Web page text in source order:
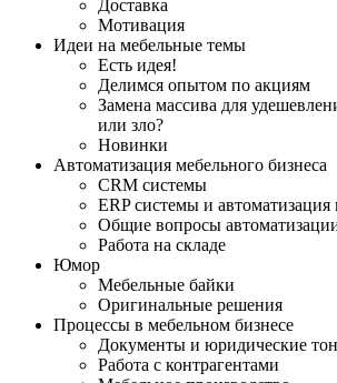
Доставка
Мотивация
Идеи на мебельные темы
Есть идея!
Делимся опытом по акциям
Замена массива для
или зло?
Новинки
Автоматизация мебельного бизнеса
CRM системы
ERP системы и автоматизация
Общие вопросы
Работа на складе
Юмор
Мебельные байки
Оригинальные решения
Процессы в мебельном бизнесе
Документы и юридические
Работа с контрагентами